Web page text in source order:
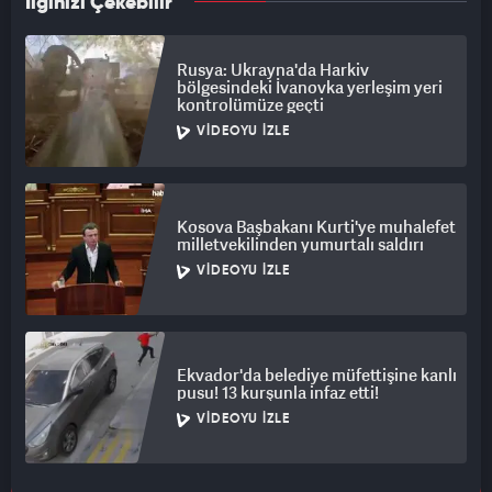
askerlerine bu tüneller vasıtasıyla sürpriz operasyonlar
düzenliyor.
Yasin 105 gibi çift başlıklı zırh delici füzelere sahip olan Hamas,
F7 RPG’si ve Şavaz patlayıcılarıyla İsrail zırhlı araçlarını ve
askerlerini hedef alıyor.
İsrail ordusuna genellikle vur-kaç taktiğiyle hasar veren
Hamas mücahitleri, kimi zaman çıplak elle atılıp İsrail
tanklarına patlayıcıları monte etme cesaretini gösteriyor.
Hamas mücahitleri aynı zamanda karadan karaya roketlerle
İsrail işgalindeki topraklara saldırılar gerçekleştiriyor.
İSRAİL HER SİVİL KATLİAMININ ARDINDAN ASKERLERİNİ
KAYBEDİYOR
İsrail, giriştiği her soykırım saldırısının arkasından, Hamas’ın
başarılı operasyonlarıyla çok sayıda askerini kaybediyor.
Rusya: Ukrayna'da Harkiv
bölgesindeki İvanovka yerleşim yeri
kontrolümüze geçti
VIDEOYU İZLE
Kosova Başbakanı Kurti'ye muhalefet
milletvekilinden yumurtalı saldırı
VIDEOYU İZLE
Ekvador'da belediye müfettişine kanlı
pusu! 13 kurşunla infaz etti!
VIDEOYU İZLE